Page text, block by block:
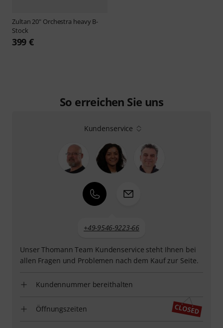
Zultan20" Orchestra heavy B-
Stock
399 €
So erreichen Sie uns
Kundenservice
+49-9546-9223-66
Unser Thomann Team Kundenservice steht Ihnen bei
allen Fragen und Problemen nach dem Kauf zur Seite.
Kundennummer bereithalten
Öffnungszeiten